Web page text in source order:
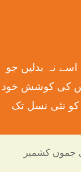
تک وہ خود اسے نہ بدلیں جو
صرف وہی ہے جس کی کوشش خود
کو نئی نسل تک